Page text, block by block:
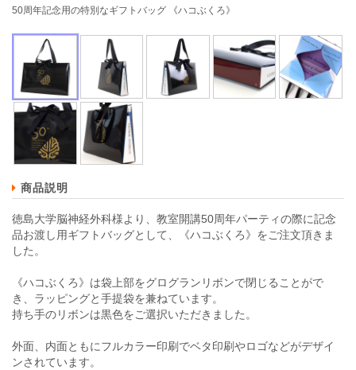
50周年記念用の特別なギフトバッグ 《ハコぶくろ》
商品説明
徳島大学脳神経外科様より、教室開講50周年パーティの際に記念
品お渡し用ギフトバッグとして、《ハコぶくろ》をご注文頂きま
した。
《ハコぶくろ》は袋上部をグログランリボンで閉じることがで
き、ラッピングと手提袋を兼ねています。
持ち手のリボンは黒色をご選択いただきました。
外面、内面ともにフルカラー印刷でベタ印刷やロゴなどがデザイ
ンされています。